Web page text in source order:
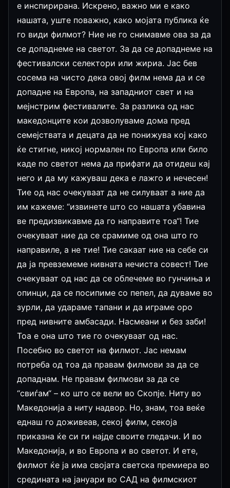
е инспирирана. Искрено, важно ми е како
нашата, уште поважно, како мојата публика ќе
го види филмот? Ние не го снимавме ова за да
се допаднеме на светот. За да се допаднеме на
фестивалски селектори или жириа. Јас бев
сосема на чисто дека овој филм нема да и се
допадне на Европа, на западниот свет и на
мејнстрим фестивалите. За разлика од нас
македонците кои дозволуваме дома пред
семејствата и децата да не понижува кој како
ќе стигне, никој нормален по Европа или било
каде по светот нема да прифати да отидеш кај
него и да му кажуваш дека е лажго и нечесен!
Тие од нас очекуваат да не силуваат а ние да
им кажеме: “извинете што со нашата убавина
ве предизвикавме да го направите тоа“! Тие
очекуваат ние да се срамиме од она што го
направиле, а не тие! Тие сакаат ние на себе си
да ја превземеме нивната нечиста совест! Тие
очекуваат од нас да се облечеме во гунчиња и
опинци, да се посипиме со пепел, да дуваме во
зурли, да удараме тапани и да играме оро
пред нивните амбасади. Насмеани и без заби!
Тоа е она што тие го очекуваат од нас.
Посебно во светот на филмот. Јас немам
потреба од тоа да правам филмови за да се
допаднам. Не правам филмови за да се
“свиѓам“ – ко што се вели во Скопје. Ниту во
Македонија а ниту надвор. Но, знам, тоа веќе
еднаш го доживеав, секој филм, секоја
приказна ќе си ги најде своите гледачи. И во
Македонија, и во Европа и во светот. И ете,
филмот ќе ја има својата светска премиера во
средината на јануари во САД на филмскиот